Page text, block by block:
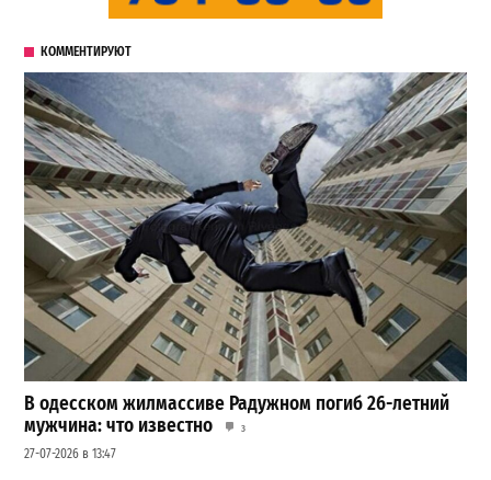
КОММЕНТИРУЮТ
В одесском жилмассиве Радужном погиб 26-летний
мужчина: что известно
3
27-07-2026 в 13:47